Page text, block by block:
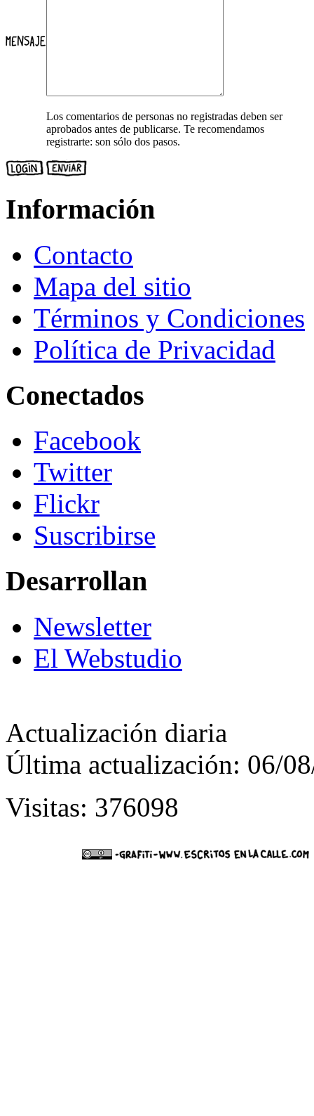
Los comentarios de personas no registradas deben ser
aprobados antes de publicarse. Te recomendamos
registrarte: son sólo dos pasos.
Información
Contacto
Mapa del sitio
Términos y Condiciones
Política de Privacidad
Conectados
Facebook
Twitter
Flickr
Suscribirse
Desarrollan
Newsletter
El Webstudio
Actualización diaria
Última actualización: 06/
Visitas: 376098